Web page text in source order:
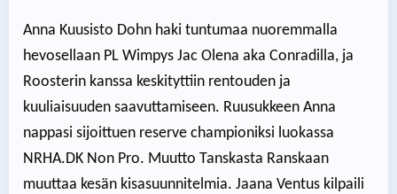
Anna Kuusisto Dohn haki tuntumaa nuoremmalla
hevosellaan PL Wimpys Jac Olena aka Conradilla, ja
Roosterin kanssa keskityttiin rentouden ja
kuuliaisuuden saavuttamiseen. Ruusukkeen Anna
nappasi sijoittuen reserve championiksi luokassa
NRHA.DK Non Pro. Muutto Tanskasta Ranskaan
muuttaa kesän kisasuunnitelmia. Jaana Ventus kilpaili